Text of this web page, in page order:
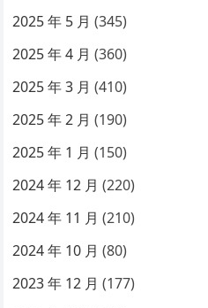
2025 年 5 月 (345)
2025 年 4 月 (360)
2025 年 3 月 (410)
2025 年 2 月 (190)
2025 年 1 月 (150)
2024 年 12 月 (220)
2024 年 11 月 (210)
2024 年 10 月 (80)
2023 年 12 月 (177)